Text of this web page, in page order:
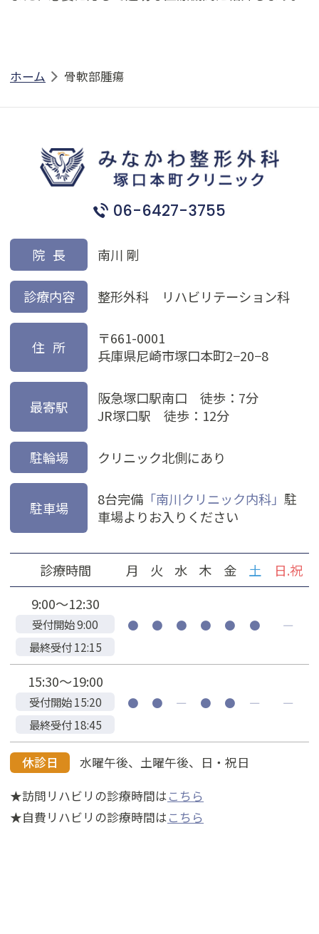
ホーム 骨軟部腫瘍
06-6427-3755
院長 南川 剛
診療内容 整形外科 リハビリテーション科
住所
〒661-0001
兵庫県尼崎市塚口本町2−20−8
最寄駅
阪急塚口駅南口 徒歩：7分
JR塚口駅 徒歩：12分
駐輪場 クリニック北側にあり
駐車場 8台完備 「南川クリニック内科」駐
車場よりお入りください
診療時間 月 火 水 木 金 土
日.祝
9:00～12:30
受付開始 9:00
最終受付 12:15
● ● ● ● ● ● ―
15:30～19:00
受付開始 15:20
最終受付 18:45
● ● ― ● ● ― ―
休診日
水曜午後、土曜午後、日・祝日
★訪問リハビリの診療時間はこちら
★自費リハビリの診療時間はこちら